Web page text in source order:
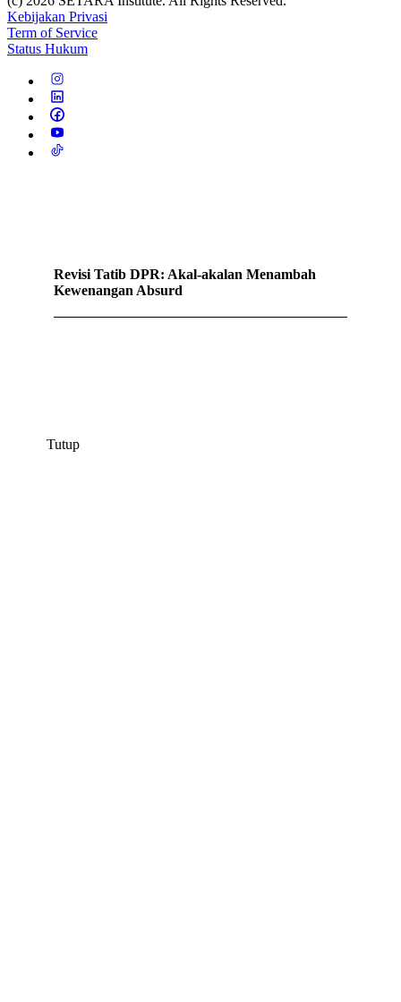
Kebijakan Privasi
Term of Service
Status Hukum
Revisi Tatib DPR: Akal-akalan Menambah
Kewenangan Absurd
Tutup